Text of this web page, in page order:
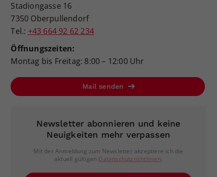
Stadiongasse 16
7350 Oberpullendorf
Tel.: +43 664 92 62 234
Öffnungszeiten:
Montag bis Freitag: 8:00 – 12:00 Uhr
Mail senden
Newsletter abonnieren und keine
Neuigkeiten mehr verpassen
Mit der Anmeldung zum Newsletter akzeptiere ich die
aktuell gültigen Datenschutzrichtlinien.